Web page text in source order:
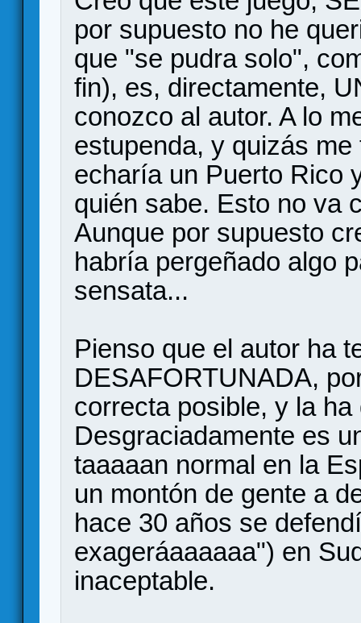
por supuesto no he
que "se pudra solo",
fin), es, directamente,
conozco al autor. A lo
estupenda, y quizás
echaría un Puerto Rico
quién sabe. Esto no va
Aunque por supuesto
habría pergeñado algo
sensata...
Pienso que el autor ha
DESAFORTUNADA,
correcta posible, y la
Desgraciadamente es
taaaaan normal en la
un montón de gente a
hace 30 años se
exageráaaaaaa") en
inaceptable.